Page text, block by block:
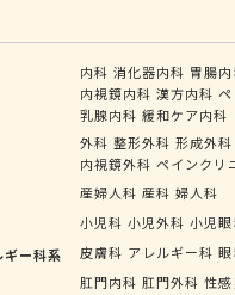
内科 消化器内科 胃腸
内視鏡内科 漢方内科
乳腺内科 緩和ケア内科
外科 整形外科 形成外科
内視鏡外科 ペインクリ
産婦人科 産科 婦人科
小児科 小児外科 小児
ー科系
皮膚科 アレルギー科
肛門内科 肛門外科 性